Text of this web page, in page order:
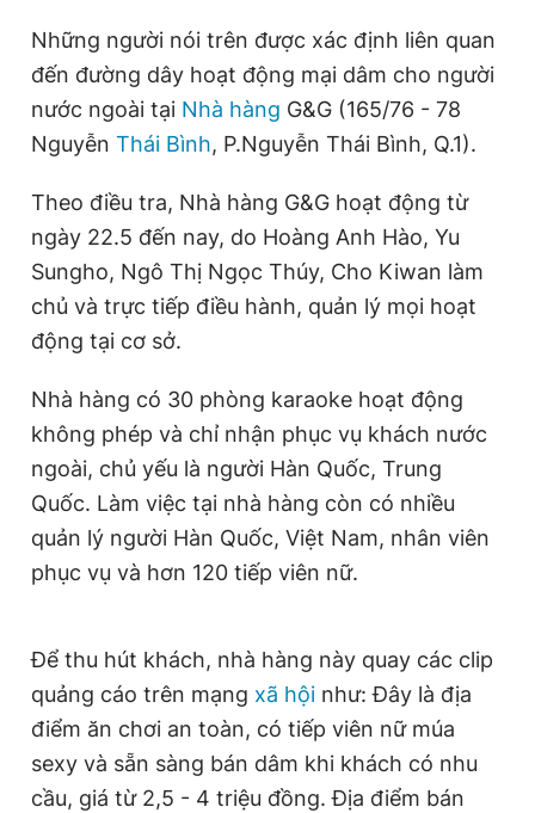
0906 645 777 0908 780 404
Quảng cáo RSS Tòa soạn Chính sách bảo
Tổng biên tập: Nguyễn Ngọc Toàn
Phó tổng biên tập thường trực: Hải Thành
Phó tổng biên tập: Trần Việt Hưng
Giấy phép xuất bản số 110/GP - BTTTT cấp ngày 24.3.2020
© 2003-2026 Bản quyền thuộc về Báo Thanh Niên. Cấm sao
chép dưới mọi hình thức nếu không có sự chấp thuận bằng văn
bản. Phát triển bởi ePi Technologies, JSC.
Những người nói trên được xác định liên quan
đến đường dây hoạt động mại dâm cho người
nước ngoài tại Nhà hàng G&G (165/76 - 78
Nguyễn Thái Bình, P.Nguyễn Thái Bình, Q.1).
Theo điều tra, Nhà hàng G&G hoạt động từ
ngày 22.5 đến nay, do Hoàng Anh Hào, Yu
Sungho, Ngô Thị Ngọc Thúy, Cho Kiwan làm
chủ và trực tiếp điều hành, quản lý mọi hoạt
động tại cơ sở.
Nhà hàng có 30 phòng karaoke hoạt động
không phép và chỉ nhận phục vụ khách nước
ngoài, chủ yếu là người Hàn Quốc, Trung
Quốc. Làm việc tại nhà hàng còn có nhiều
quản lý người Hàn Quốc, Việt Nam, nhân viên
phục vụ và hơn 120 tiếp viên nữ.
Để thu hút khách, nhà hàng này quay các clip
quảng cáo trên mạng xã hội như: Đây là địa
điểm ăn chơi an toàn, có tiếp viên nữ múa
sexy và sẵn sàng bán dâm khi khách có nhu
cầu, giá từ 2,5 - 4 triệu đồng. Địa điểm bán